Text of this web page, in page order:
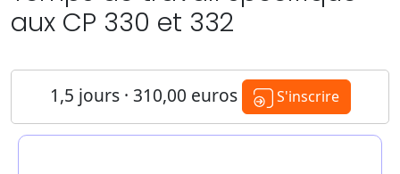
aux CP 330 et 332
1,5 jours · 310,00 euros S'inscrire